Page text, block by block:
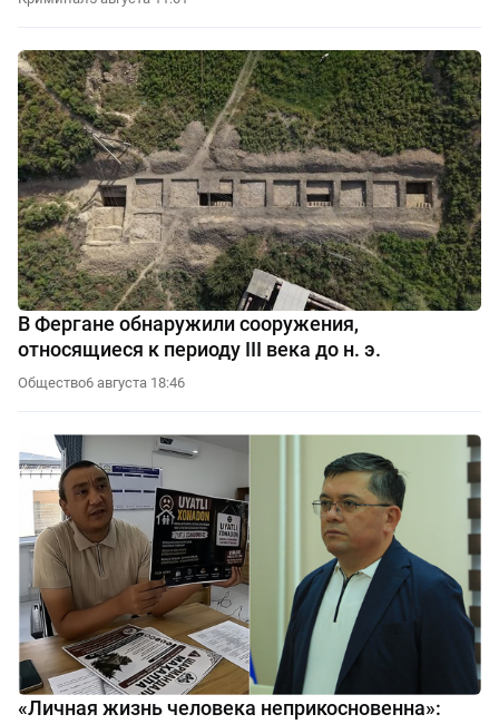
В Фергане обнаружили сооружения,
относящиеся к периоду III века до н. э.
Общество6 августа 18:46
«Личная жизнь человека неприкосновенна»: